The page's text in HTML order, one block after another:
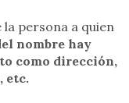
persona a quien
nombre hay
como dirección,
etc.